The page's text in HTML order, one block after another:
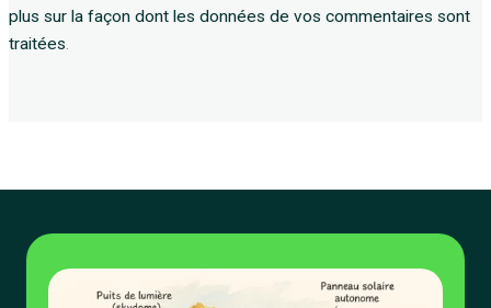
plus sur la façon dont les données de vos commentaires sont
traitées.